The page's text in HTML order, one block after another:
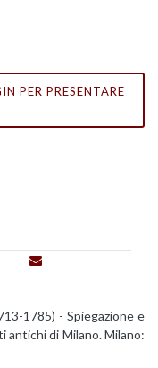
PER PRESENTARE
1785) - Spiegazione e
antichi di Milano. Milano: